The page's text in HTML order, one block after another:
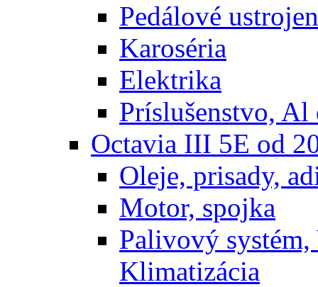
Pedálové
Karoséria
Elektrika
Príslušenstvo, Al
Octavia III 5E od
Oleje, prisady,
Motor, spojka
Palivový
Klimatizácia